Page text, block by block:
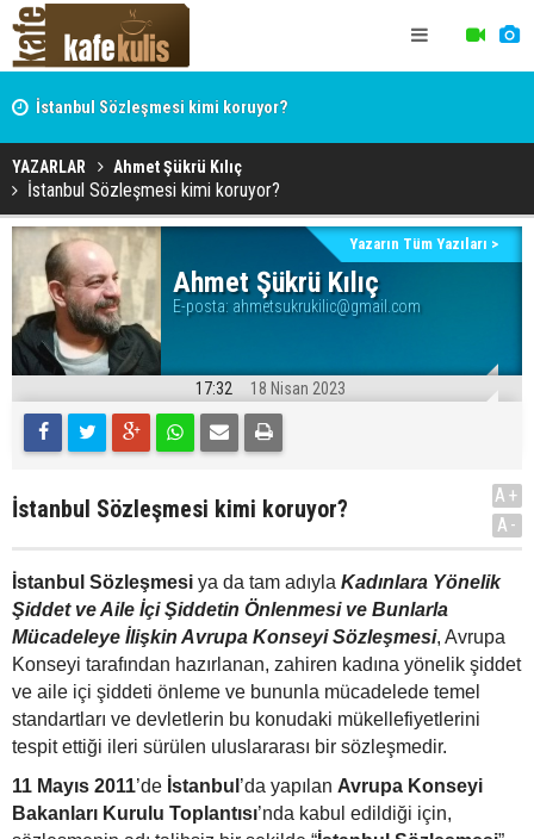
YAZARLAR Ahmet Şükrü Kılıç
İstanbul Sözleşmesi kimi koruyor?
Ahmet Şükrü Kılıç
E-posta: ahmetsukrukilic@gmail.com
Yazarın Tüm Yazıları >
17:32 18 Nisan 2023
İstanbul Sözleşmesi kimi koruyor?
A+
A-
İstanbul Sözleşmesi ya da tam adıyla Kadınlara Yönelik
Şiddet ve Aile İçi Şiddetin Önlenmesi ve Bunlarla
Mücadeleye İlişkin Avrupa Konseyi Sözleşmesi, Avrupa
Konseyi tarafından hazırlanan, zahiren kadına yönelik şiddet
ve aile içi şiddeti önleme ve bununla mücadelede temel
standartları ve devletlerin bu konudaki mükellefiyetlerini
tespit ettiği ileri sürülen uluslararası bir sözleşmedir.
11 Mayıs 2011’de İstanbul ’da yapılan Avrupa Konseyi
Bakanları Kurulu Toplantısı’nda kabul edildiği için,